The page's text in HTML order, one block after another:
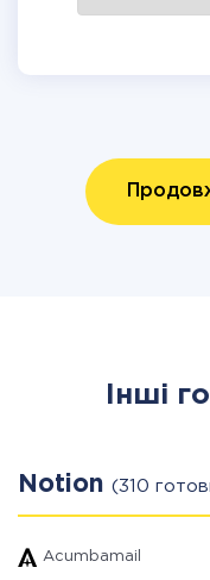
Інші
Notion (310
Acumbamail